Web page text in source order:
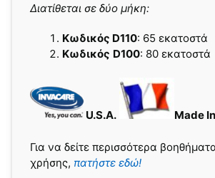
Διατίθεται σε δύο μήκη:
Kωδικός D110: 65 εκατοστά
Kωδικός D100: 80 εκατοστά
U.S.A. Made
Για να δείτε περισσότερα
χρήσης, πατήστε εδώ!